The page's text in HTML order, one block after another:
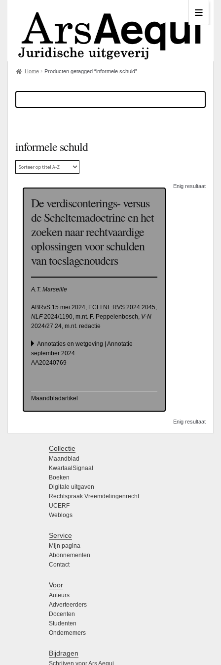
Home Producten getagged “informele schuld”
informele schuld
Enig resultaat
De verdisconterings- versus
de Scheltemadoctrine en het
zoeken naar rechtvaardige
oplossingen voor schulden
van toeslagenouders
A.T. Marseille
ABRvS 15 mei 2024, ECLI:NL:RVS:2024:2045,
NLF2024/1190, m.nt. F. Peppelenbosch, V-N
2024/27.24, m.nt. redactie
Annotaties en wetgeving | Annotatie
september 2024
AA20240769
Maandbladartikel
Enig resultaat
Collectie
Maandblad
KwartaalSignaal
Boeken
Digitale uitgaven
Rechtspraak Vreemdelingenrecht
UCERF
Weblogs
Service
Mijn pagina
Abonnementen
Contact
Voor
Auteurs
Adverteerders
Docenten
Studenten
Ondernemers
Bijdragen